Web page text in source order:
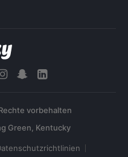
vorbehalten